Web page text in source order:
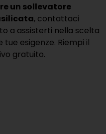
un sollevatore
, contattaci
a assisterti nella scelta
esigenze. Riempi il
gratuito.